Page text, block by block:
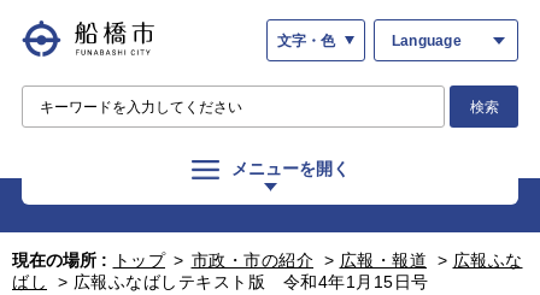
文字・色 Language
検索
メニューを開く
現在の場所 : トップ > 市政・市の紹介 > 広報・報道 > 広報ふな
ばし
> 広報ふなばしテキスト版 令和4年1月15日号